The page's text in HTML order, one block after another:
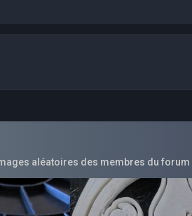
aléatoires des membres du forum